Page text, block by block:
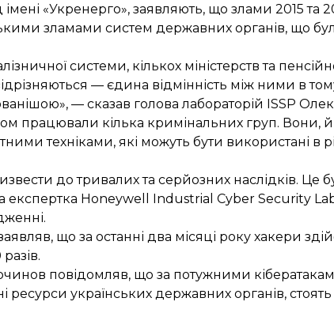
«Укренерго», заявляють, що злами 2015 та
зламами систем державних органів, що
системи, кількох міністерств та
— єдина відмінність між ними в
— сказав голова лабораторій ISSP
працювали кілька кримінальних груп. Вони,
техніками, які можуть бути використані в
до тривалих та серйозних наслідків. Це
експертка Honeywell Industrial Cyber Security
що за останні два місяці року хакери
повідомляв, що за потужними
ресурси українських державних органів,